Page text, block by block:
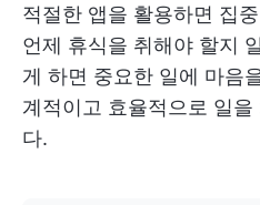
적절한 앱을 활용하면 집
언제 휴식을 취해야 할지
게 하면 중요한 일에 마음
계적이고 효율적으로 일
다.